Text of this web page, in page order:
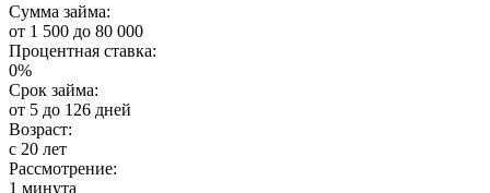
Сумма займа:
от 1 500 до 80 000
Процентная ставка:
0%
Срок займа:
от 5 до 126 дней
Возраст:
с 20 лет
Рассмотрение:
1 минута